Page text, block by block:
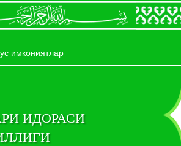
имкониятлар
ИДОРАСИ